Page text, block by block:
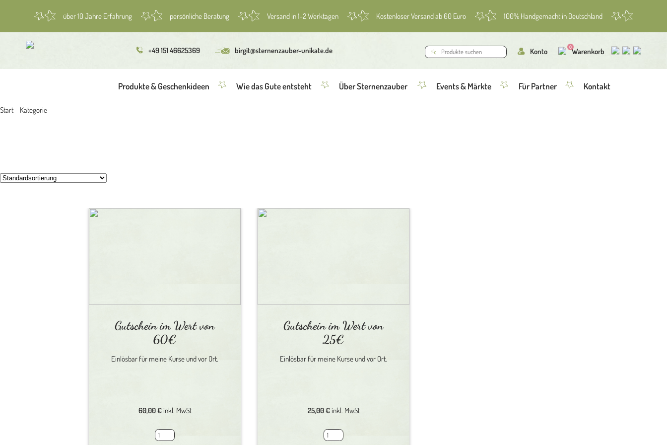
über 10 Jahre Erfahrung persönliche Beratung Versand in 1-2 Werktagen Kostenloser Versand ab 60 Euro 100% Handgemacht in Deutschland
+49 151 46625369 birgit@sternenzauber-unikate.de Konto 0Warenkorb
Produkte & Geschenkideen Wie das Gute entsteht Über Sternenzauber Events & Märkte Für Partner Kontakt
Start Kategorie
Gutschein im Wert von
60€
Einlösbar für meine Kurse und vor Ort.
60,00€inkl. MwSt
Gutschein
Gutschein im Wert von
25€
Einlösbar für meine Kurse und vor Ort.
25,00€inkl. MwSt
Gutschein